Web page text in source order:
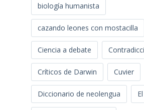
biología humanista
cazando leones con mostacilla
Ciencia a debate
Críticos de Darwin Cuvier
Diccionario de neolengua